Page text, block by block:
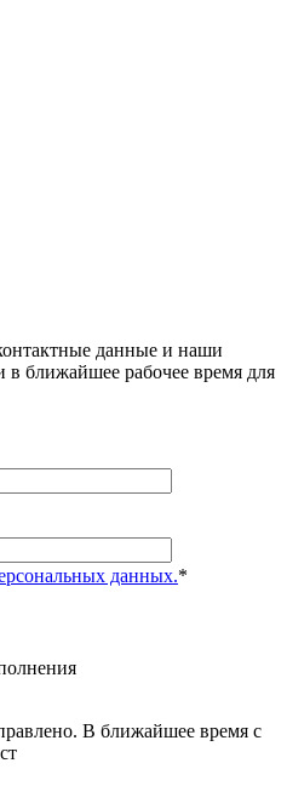
данные и наши
в ближайшее рабочее время для
данных.*
В ближайшее время с